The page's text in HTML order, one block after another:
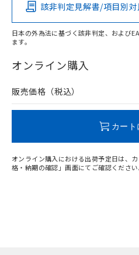
O
在庫等で未対応品が混在する
問い合わせください。
該非判定見解書/項目別対
日本の外為法に基づく該非判定、および
ます。
オンライン購入
販売価格（税込）
カート
オンライン購入における出荷予定日は、
格・納期の確認」画面にてご確認ください